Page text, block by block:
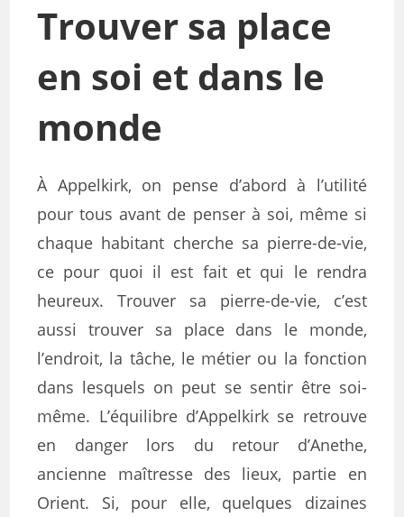
Trouver sa place
en soi et dans le
monde
À Appelkirk, on pense d’abord à l’utilité
pour tous avant de penser à soi, même si
chaque habitant cherche sa pierre-de-vie,
ce pour quoi il est fait et qui le rendra
heureux. Trouver sa pierre-de-vie, c’est
aussi trouver sa place dans le monde,
l’endroit, la tâche, le métier ou la fonction
dans lesquels on peut se sentir être soi-
même. L’équilibre d’Appelkirk se retrouve
en danger lors du retour d’Anethe,
ancienne maîtresse des lieux, partie en
Orient. Si, pour elle, quelques dizaines